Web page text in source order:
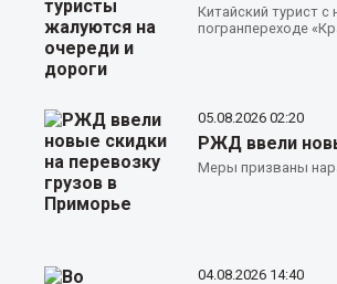
Китайский турист
погранпереходе
05.08.2026 02:20
РЖД ввели
Меры призваны
04.08.2026 14:40